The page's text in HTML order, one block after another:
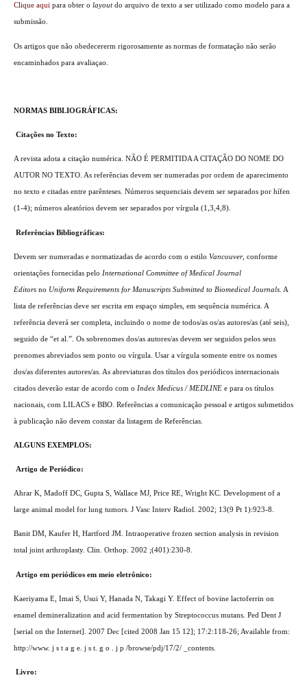
Clique aquipara obter o layoutdo arquivo de texto a ser utilizado como modelo para a
submissão.
Os artigos que não obedecererm rigorosamente as normas de formatação não serão
encaminhados para avaliaçao.
NORMAS BIBLIOGRÁFICAS:
Citações no Texto:
A revista adota a citação numérica. NÃO É PERMITIDA A CITAÇÃO DO NOME DO
AUTOR NO TEXTO. As referências devem ser numeradas por ordem de aparecimento
no texto e citadas entre parênteses. Números sequenciais devem ser separados por hífen
(1-4); números aleatórios devem ser separados por vírgula (1,3,4,8).
Referências Bibliográficas:
Devem ser numeradas e normatizadas de acordo com o estilo Vancouver, conforme
orientações fornecidas pelo International Committee of Medical Journal
Editors no Uniform Requirements for Manuscripts Submitted to Biomedical Journals. A
lista de referências deve ser escrita em espaço simples, em sequência numérica. A
referência deverá ser completa, incluindo o nome de todos/as os/as autores/as (até seis),
seguido de “et al.”. Os sobrenomes dos/as autores/as devem ser seguidos pelos seus
prenomes abreviados sem ponto ou vírgula. Usar a vírgula somente entre os nomes
dos/as diferentes autores/as. As abreviaturas dos títulos dos periódicos internacionais
citados deverão estar de acordo com o Index Medicus / MEDLINEe para os títulos
nacionais, com LILACS e BBO. Referências a comunicação pessoal e artigos submetidos
à publicação não devem constar da listagem de Referências.
ALGUNS EXEMPLOS:
Artigo de Periódico:
Ahrar K, Madoff DC, Gupta S, Wallace MJ, Price RE, Wright KC. Development of a
large animal model for lung tumors. J Vasc Interv Radiol. 2002; 13(9 Pt 1):923-8.
Banit DM, Kaufer H, Hartford JM. Intraoperative frozen section analysis in revision
total joint arthroplasty. Clin. Orthop. 2002 ;(401):230-8.
Artigo em periódicos em meio eletrônico:
Kaeriyama E, Imai S, Usui Y, Hanada N, Takagi Y. Effect of bovine lactoferrin on
enamel demineralization and acid fermentation by Streptococcus mutans. Ped Dent J
[serial on the Internet]. 2007 Dec [cited 2008 Jan 15 12]; 17:2:118-26; Available from:
http://www. j s t a g e. j s t. g o . j p /browse/pdj/17/2/ _contents.
Livro: